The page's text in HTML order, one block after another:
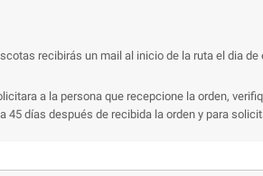
recibirás un mail al inicio de la ruta el dia de
a la persona que recepcione la orden,
días después de recibida la orden y para